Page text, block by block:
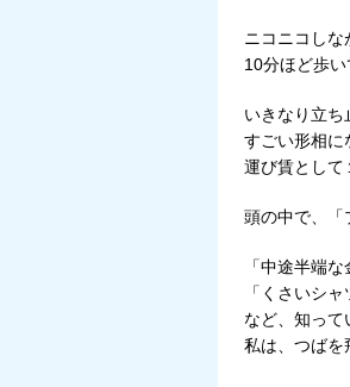
ニコニコしな
10分ほど歩い
いきなり立ち
すごい形相に
運び賃として
頭の中で、「
「中途半端
「くさいシ
など、知って
私は、つばを